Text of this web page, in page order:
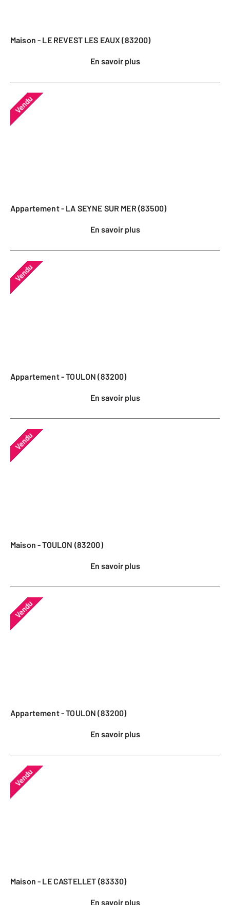
Maison - LE REVEST LES EAUX (83200)
En savoir plus
Vendu
Appartement - LA SEYNE SUR MER (83500)
En savoir plus
Vendu
Appartement - TOULON (83200)
En savoir plus
Vendu
Maison - TOULON (83200)
En savoir plus
Vendu
Appartement - TOULON (83200)
En savoir plus
Vendu
Maison - LE CASTELLET (83330)
En savoir plus